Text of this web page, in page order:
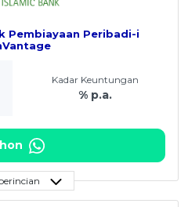
Pembiayaan Peribadi-i
Kadar Keuntungan
% p.a.